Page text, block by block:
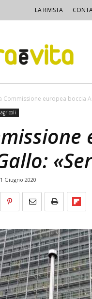
LA RIVISTA
Commissione europea boccia
Giugno 2020